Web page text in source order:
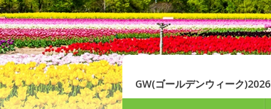
GW(ゴールデンウィーク)2026